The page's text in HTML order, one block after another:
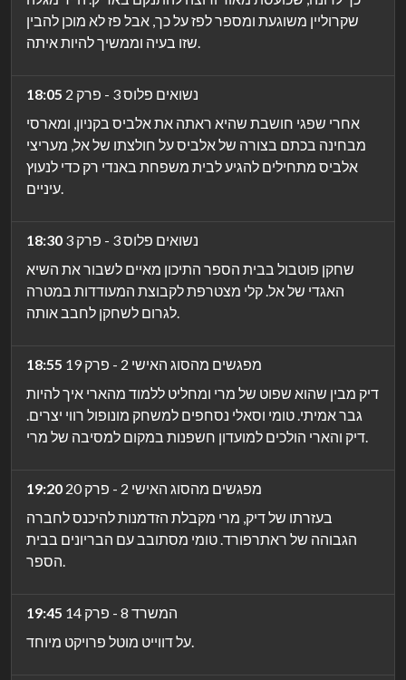
שקרוליין משוגעת ומספר לפז על כך, אבל פז לא מוכן להבין
שזו בעיה וממשיך להיות איתה.
18:05
נשואים פלוס 3 - פרק 2
אחרי שפגי חושבת שהיא ראתה את אלביס בקניון, ומארסי
מבחינה בכתם בצורה של אלביס על חולצתו של אל, מעריצי
אלביס מתחילים להגיע לבית משפחת באנדי רק כדי לנעוץ
עיניים.
18:30
נשואים פלוס 3 - פרק 3
שחקן פוטבול בבית הספר התיכון מאיים לשבור את השיא
האגדי של אל. קלי מצטרפת לקבוצת המעודדות במטרה
לגרום לשחקן לחבב אותה.
18:55
מפגשים מהסוג האישי 2 - פרק 19
דיק מבין שהוא שפוט של מרי ומחליט ללמוד מהארי איך להיות
גבר אמיתי. טומי וסאלי נסחפים למשחק מונופול רווי יצרים.
דיק והארי הולכים למועדון חשפנות במקום למסיבה של מרי.
19:20
מפגשים מהסוג האישי 2 - פרק 20
בעזרתו של דיק, מרי מקבלת הזדמנות להיכנס לחברה
הגבוהה של ראתרפורד. טומי מסתובב עם הבריונים בבית
הספר.
19:45
המשרד 8 - פרק 14
על דווייט מוטל פרויקט מיוחד.